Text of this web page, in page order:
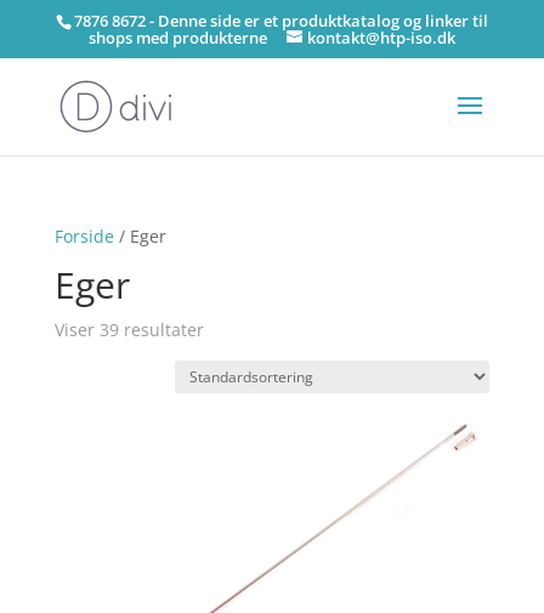
7876 8672 - Denne side er et produktkatalog og linker til
shops med produkterne kontakt@htp-iso.dk
Forside/ Eger
Eger
Viser 39 resultater